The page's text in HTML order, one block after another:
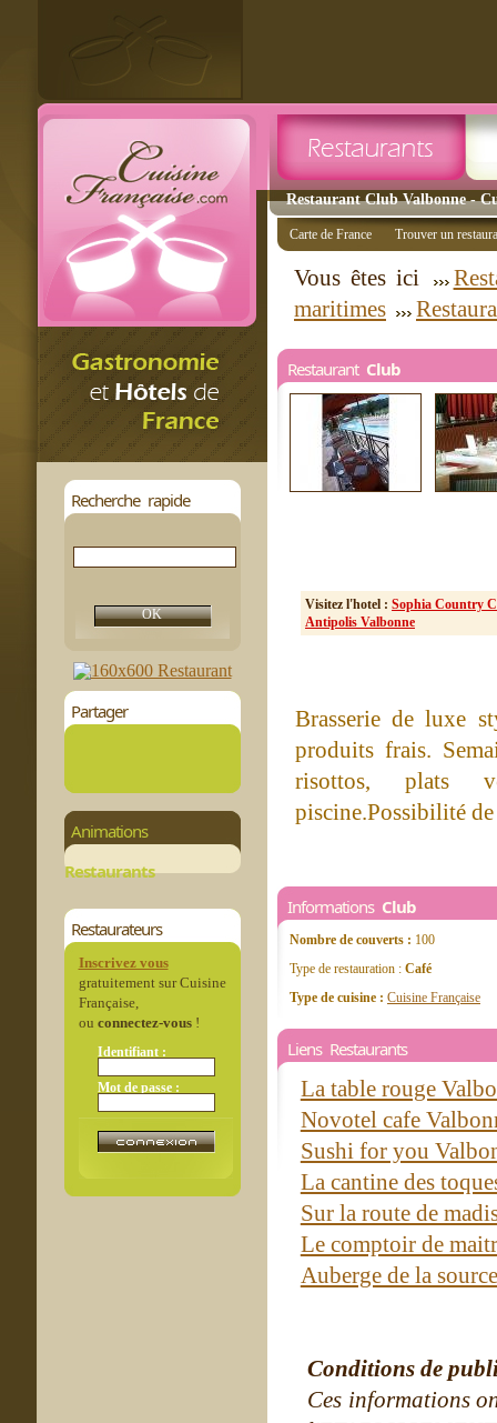
Restaurant Club Valbonne -
Recherche rapide
Partager
Animations
Restaurants
Restaurateurs
Inscrivez vous
gratuitement sur Cuisine
Française,
ou connectez-vous!
Identifiant :
Mot de passe :
Carte de France Trouver un
Vous êtes ici
maritimes
Restaurant Club
Visitez l'hotel : Sophia Country
Antipolis Valbonne
Brasserie de luxe
produits frais.
risottos, plats
piscine.Possibilité
Informations Club
Nombre de couverts : 100
Type de restauration : Café
Type de cuisine : Cuisine Française
Liens Restaurants
La table rouge
Novotel cafe
Sushi for you
La cantine des
Sur la route de
Le comptoir de
Auberge de la
Conditions de
Ces informations